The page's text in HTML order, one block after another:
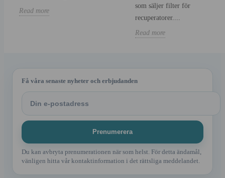
Read more
som säljer filter för
recuperatorer....
Read more
Få våra senaste nyheter och erbjudanden
Du kan avbryta prenumerationen när som helst. För detta ändamål,
vänligen hitta vår kontaktinformation i det rättsliga meddelandet.